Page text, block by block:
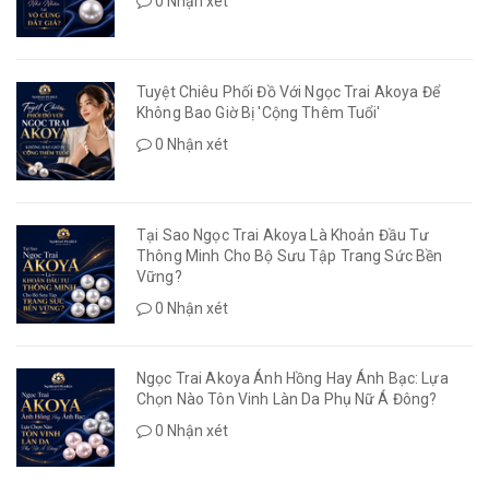
Tuyệt Chiêu Phối Đồ Với Ngọc Trai Akoya Để
Không Bao Giờ Bị 'Cộng Thêm Tuổi'
0 Nhận xét
Tại Sao Ngọc Trai Akoya Là Khoản Đầu Tư
Thông Minh Cho Bộ Sưu Tập Trang Sức Bền
Vững?
0 Nhận xét
Ngọc Trai Akoya Ánh Hồng Hay Ánh Bạc: Lựa
Chọn Nào Tôn Vinh Làn Da Phụ Nữ Á Đông?
0 Nhận xét